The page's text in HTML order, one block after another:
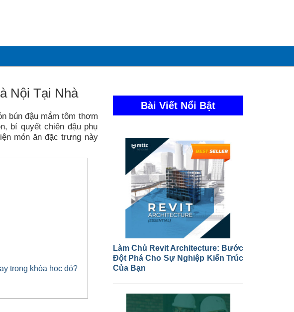
Nội Tại Nhà
bún đậu mắm tôm thơm
bí quyết chiên đậu phụ
món ăn đặc trưng này
trong khóa học đó?
Bài Viết Nổi Bật
Làm Chủ Revit Architecture: Bước
Đột Phá Cho Sự Nghiệp Kiến Trúc
Của Bạn